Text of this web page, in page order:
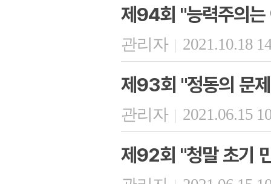
제94회 "능력주의는
관리자 | 2021.10.18
제93회 "정동의 문
관리자 | 2021.06.15
제92회 "청말 초기